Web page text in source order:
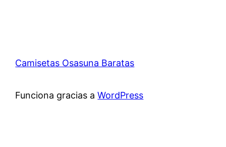
Camisetas Osasuna Baratas
Funciona gracias aWordPress